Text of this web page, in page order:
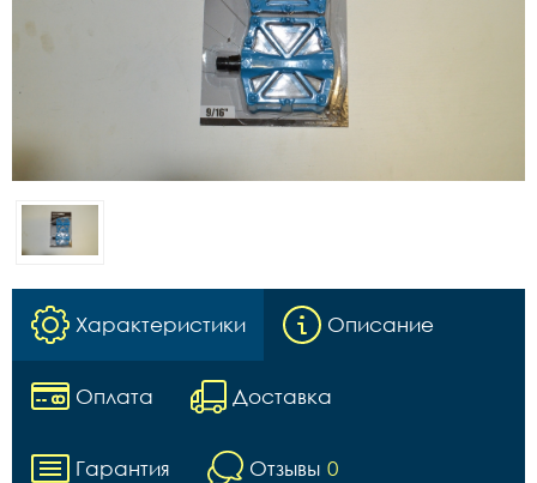
Характеристики Описание
Оплата Доставка
Гарантия Отзывы 0